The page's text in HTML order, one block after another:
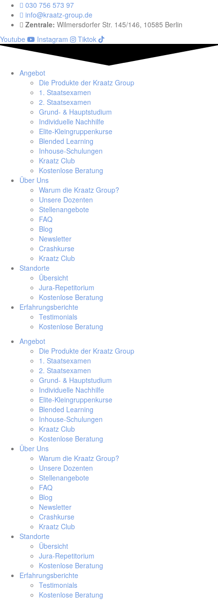
030 756 573 97
info@kraatz-group.de
Zentrale: Wilmersdorfer Str. 145/146, 10585 Berlin
Youtube
Instagram Tiktok
Angebot
Die Produkte der Kraatz Group
1. Staatsexamen
2. Staatsexamen
Grund- & Hauptstudium
Individuelle Nachhilfe
Elite-Kleingruppenkurse
Blended Learning
Inhouse-Schulungen
Kraatz Club
Kostenlose Beratung
Über Uns
Warum die Kraatz Group?
Unsere Dozenten
Stellenangebote
FAQ
Blog
Newsletter
Crashkurse
Kraatz Club
Standorte
Übersicht
Jura-Repetitorium
Kostenlose Beratung
Erfahrungsberichte
Testimonials
Kostenlose Beratung
Angebot
Die Produkte der Kraatz Group
1. Staatsexamen
2. Staatsexamen
Grund- & Hauptstudium
Individuelle Nachhilfe
Elite-Kleingruppenkurse
Blended Learning
Inhouse-Schulungen
Kraatz Club
Kostenlose Beratung
Über Uns
Warum die Kraatz Group?
Unsere Dozenten
Stellenangebote
FAQ
Blog
Newsletter
Crashkurse
Kraatz Club
Standorte
Übersicht
Jura-Repetitorium
Kostenlose Beratung
Erfahrungsberichte
Testimonials
Kostenlose Beratung